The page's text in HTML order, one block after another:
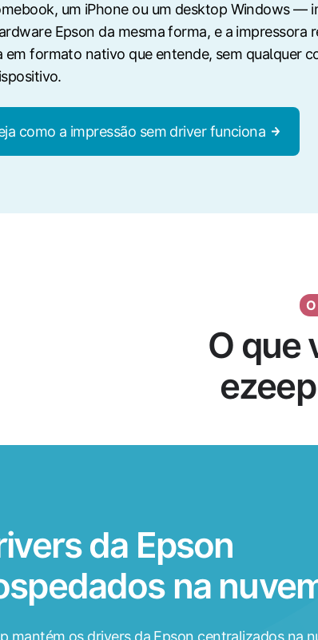
um iPhone ou um desktop Windows —
Epson da mesma forma, e a impressora
em formato nativo que entende, sem qualquer
como a impressão sem driver funciona
O que
da Epson
na
mantém os drivers da Epson centralizados na